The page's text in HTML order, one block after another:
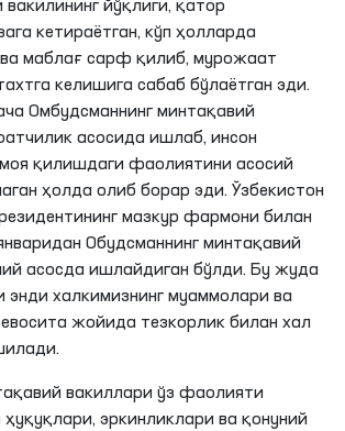
йўқлиги, қатор
кетираётган, кўп ҳолларда
ва маблағ сарф қилиб, мурожаат
келишига сабаб бўлаётган эди.
Омбудсманнинг минтақавий
асосида ишлаб, инсон
қилишдаги фаолиятини асосий
ҳолда олиб борар эди. Ўзбекистон
мазкур фармони билан
Обудсманнинг минтақавий
асосда ишлайдиган бўлди. Бу жуда
энди халкимизнинг муаммолари ва
жойида тезкорлик билан хал
вакиллари ўз фаолияти
эркинликлари ва қонуний